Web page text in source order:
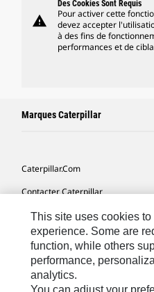
warning
Des Cookies Sont Requis
Pour activer cette
devez accepter
à des fins de
performances et de
Marques Caterpillar
Caterpillar.com
Contacter Caterpillar
Mes Préférences Marketing
Plan Du Site
Cookie Settings
Légales
This site uses cookies
experience. Some are
function, while others
performance,
analytics.
You can adjust your